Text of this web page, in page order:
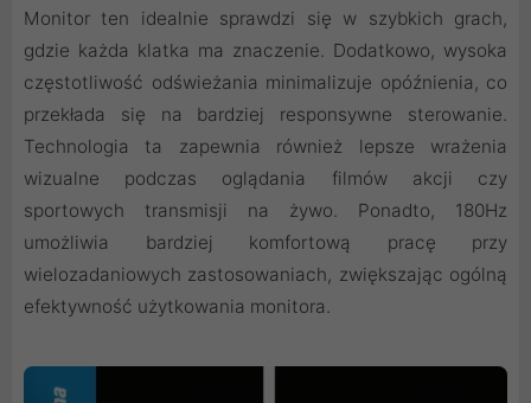
Monitor ten idealnie sprawdzi się w szybkich grach,
gdzie każda klatka ma znaczenie. Dodatkowo, wysoka
częstotliwość odświeżania minimalizuje opóźnienia, co
przekłada się na bardziej responsywne sterowanie.
Technologia ta zapewnia również lepsze wrażenia
wizualne podczas oglądania filmów akcji czy
sportowych transmisji na żywo. Ponadto, 180Hz
umożliwia bardziej komfortową pracę przy
wielozadaniowych zastosowaniach, zwiększając ogólną
efektywność użytkowania monitora.